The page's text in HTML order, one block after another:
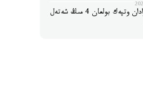
شىلدەدە شەكارادان وتپەك بولعان 4 مىڭ شەتەل